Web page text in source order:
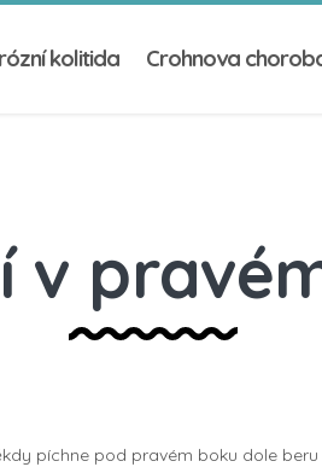
kolitida Crohnova
v
píchne pod pravém boku dole